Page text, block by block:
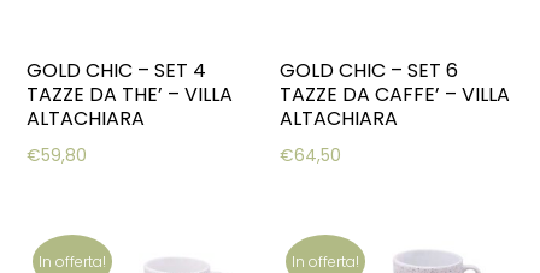
GOLD CHIC – SET 4
TAZZE DA THE’ – VILLA
ALTACHIARA
€59,80
GOLD CHIC – SET 6
TAZZE DA CAFFE’ – VILLA
ALTACHIARA
€64,50
In offerta! In offerta!